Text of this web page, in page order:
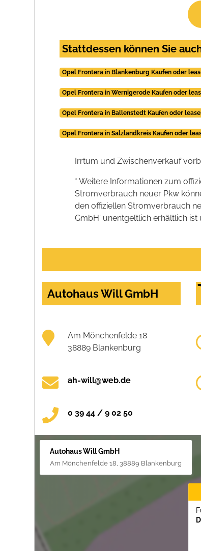
Stattdessen können Sie
Opel Frontera in Blankenburg Kaufen oder
Opel Frontera in Wernigerode Kaufen oder
Opel Frontera in Ballenstedt Kaufen oder
Opel Frontera in Salzlandkreis Kaufen oder
Irrtum und Zwischenverkauf
* Weitere Informationen zum
Stromverbrauch neuer Pkw
den offiziellen Stromverbrauch
GmbH' unentgeltlich erhältlich ist
Autohaus Will GmbH
Am Mönchenfelde 18
38889 Blankenburg
ah-will@web.de
0 39 44 / 9 02 50
Autohaus Will GmbH
Am Mönchenfelde 18, 38889 Blankenburg